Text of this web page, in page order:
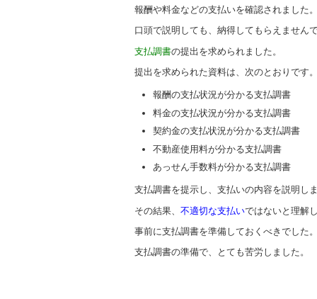
報酬や料金などの支払いを確認されました。
口頭で説明しても、納得してもらえませんで
支払調書の提出を求められました。
提出を求められた資料は、次のとおりです。
報酬の支払状況が分かる支払調書
料金の支払状況が分かる支払調書
契約金の支払状況が分かる支払調書
不動産使用料が分かる支払調書
あっせん手数料が分かる支払調書
支払調書を提示し、支払いの内容を説明しま
その結果、 不適切な支払いではないと理解
事前に支払調書を準備しておくべきでした。
支払調書の準備で、とても苦労しました。